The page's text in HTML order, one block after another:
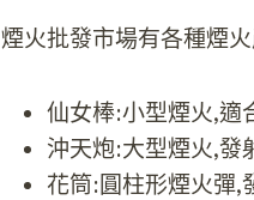
煙火批發市場有各種煙
仙女棒:小型煙火,適
沖天炮:大型煙火,發
花筒:圓柱形煙火彈,